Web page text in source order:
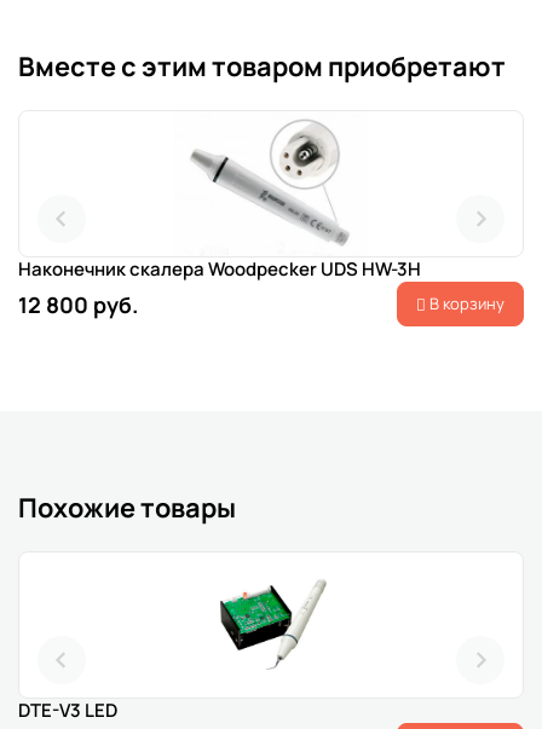
Вместе с этим товаром приобретают
Наконечник скалера Woodpecker UDS HW-3H
12 800 руб. В корзину
Похожие товары
DTE-V3 LED